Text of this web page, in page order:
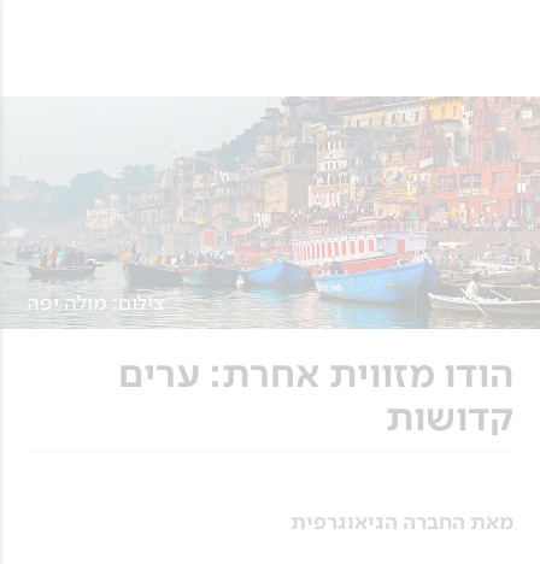
צילום: מולה יפה
הודו מזווית אחרת: ערים
קדושות
מאת החברה הגיאוגרפית